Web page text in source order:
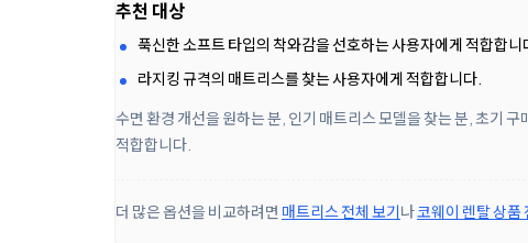
추천 대상
푹신한 소프트 타입의 착와감을 선호하는 사용자에게 적합합니
라지킹 규격의 매트리스를 찾는 사용자에게 적합합니다.
수면 환경 개선을 원하는 분, 인기 매트리스 모델을 찾는 분, 초기
적합합니다.
더 많은 옵션을 비교하려면 매트리스 전체 보기나코웨이 렌탈 상품